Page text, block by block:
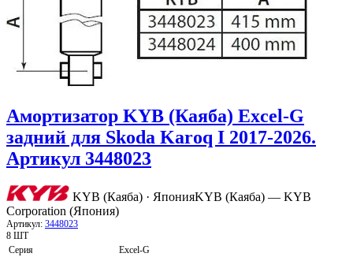
Амортизатор KYB (Каяба) Excel-G
задний для Skoda Karoq I 2017-2026.
Артикул 3448023
KYB (Каяба) · ЯпонияKYB (Каяба) — KYB
Corporation (Япония)
Артикул: 3448023
8 ШТ
Серия
Excel-G